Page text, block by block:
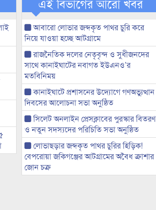
আবারো লোভার জব্দকৃত পাথর চুরি করে
নিয়ে যাওয়া হচ্ছে আটগ্রামে
রাজনৈতিক দলের নেতৃবৃন্দ ও সুধীজনদের
সাথে কানাইঘাটের নবাগত ইউএনও’র
মতবিনিময়
কানাইঘাটে প্রশাসনের উদ্যোগে গণঅভ্যুত্থান
দিবসের আলোচনা সভা অনুষ্ঠিত
সিলেট অনলাইন প্রেসক্লাবের পুরস্কার বিতরণ
ও নতুন সদস্যদের পরিচিতি সভা অনুষ্ঠিত
লোভাছড়ার জব্দকৃত পাথর চুরির হিড়িক!
বেপরোয়া জকিগঞ্জের আটগ্রামের অবৈধ ক্রাশার
জোন চক্র